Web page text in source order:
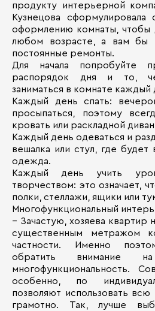
продукту интерьерной
Кузнецова
оформлению комнаты, чтобы
любом возрасте, а вам бы
постоянные ремонты.
Для начала попробуйте
распорядок дня и то,
заниматься в комнате каждый
Каждый день спать:
просыпаться, поэтому
кровать или раскладной
Каждый день одеваться и
вешалка или стул, где будет
одежда.
Каждый день учить
творчеством: это означает,
полки, стеллажи, ящики или
Многофункциональный
– Зачастую, хозяева квартир
существенным метражом
частности. Именно
обратить внимание
многофункциональность.
особенно, по
позволяют использовать
грамотно. Так, лучше